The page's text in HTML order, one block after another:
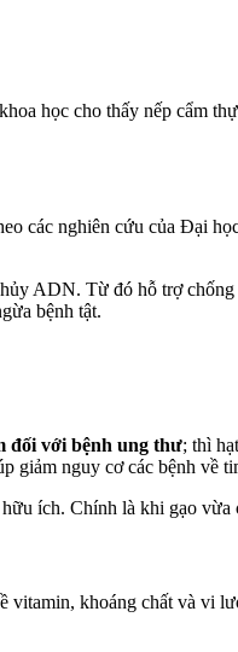
học cho thấy nếp cẩm
các nghiên cứu của Đại
ADN. Từ đó hỗ trợ
bệnh tật.
đối với bệnh ung thư; thì
nguy cơ các bệnh về
ích. Chính là khi gạo
vitamin, khoáng chất và vi